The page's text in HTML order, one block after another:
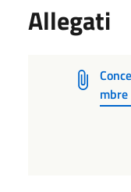
Allegati
mbre